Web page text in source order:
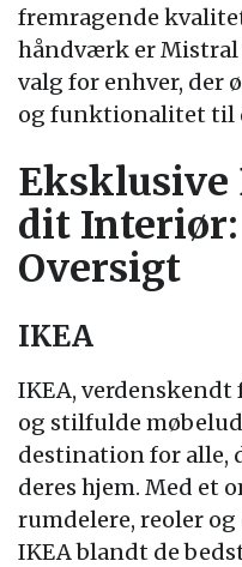
fremragende
håndværk er
valg for enhver, der
og funktionalitet til
dit
Oversigt
IKEA
IKEA, verdenskendt
og stilfulde
destination for alle,
deres hjem. Med et
rumdelere, reoler
IKEA blandt de